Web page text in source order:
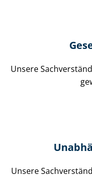
Unsere
Unsere